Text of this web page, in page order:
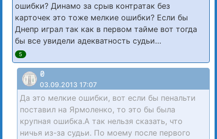
ошибки? Динамо за срыв контратак без
карточек это тоже мелкие ошибки? Если бы
Днепр играл так как в первом тайме вот тогда
бы все увидели адекватность судьи…
5
₴
03.09.2013 17:07
Да это мелкие ошибки, вот если бы пенальти
поставил на Ярмоленко, то это бы была
крупная ошибка.А так нельзя сказать, что
ничья из-за судьи. По моему после первого